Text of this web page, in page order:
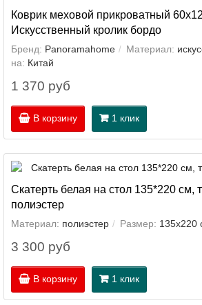
Коврик меховой прикроватный
Искусственный кролик бордо
Бренд: Panoramahome Материал:
на: Китай
1 370 руб
В корзину 1 клик
Скатерть белая на стол 135*220 см,
полиэстер
Материал: полиэстер Размер: 135х220
3 300 руб
В корзину 1 клик